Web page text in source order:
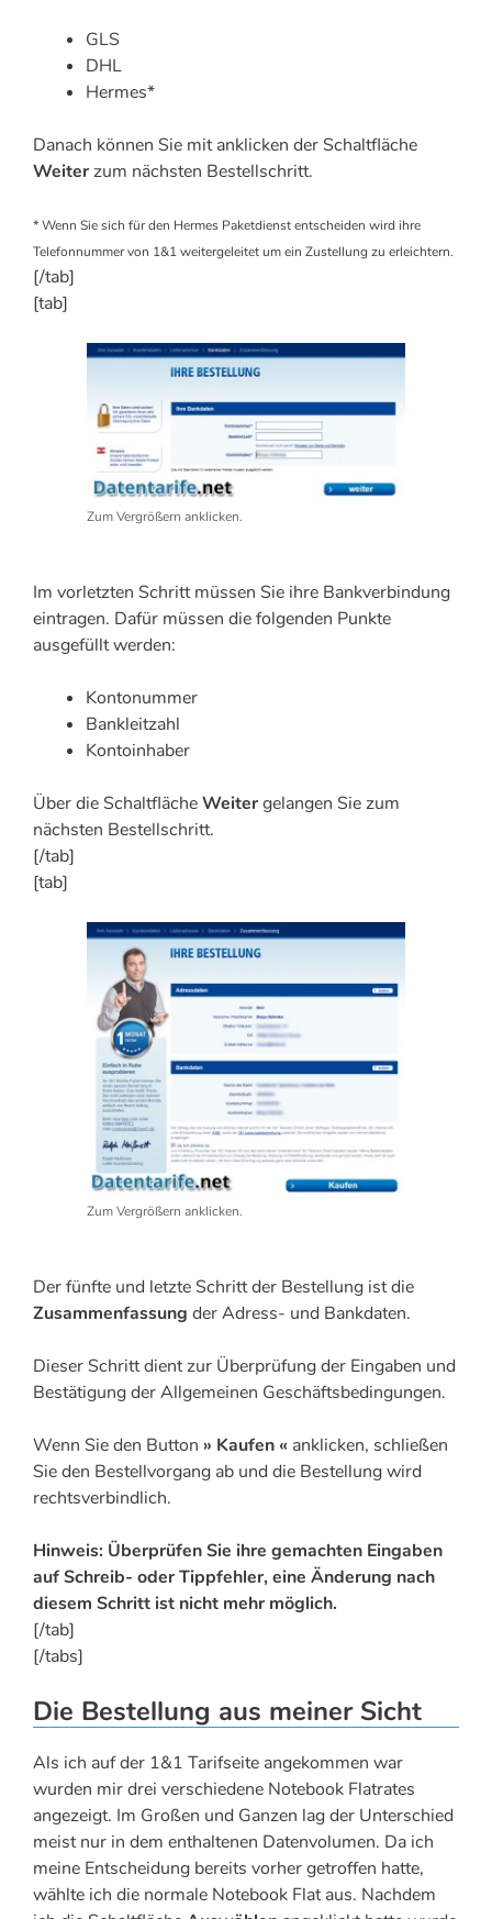
GLS
DHL
Hermes*
Danach können Sie mit anklicken der Schaltfläche
Weiterzum nächsten Bestellschritt.
* Wenn Sie sich für den Hermes Paketdienst entscheiden wird ihre
Telefonnummer von 1&1 weitergeleitet um ein Zustellung zu erleichtern.
[/tab]
[tab]
Zum Vergrößern anklicken.
Im vorletzten Schritt müssen Sie ihre Bankverbindung
eintragen. Dafür müssen die folgenden Punkte
ausgefüllt werden:
Kontonummer
Bankleitzahl
Kontoinhaber
Über die SchaltflächeWeitergelangen Sie zum
nächsten Bestellschritt.
[/tab]
[tab]
Zum Vergrößern anklicken.
Der fünfte und letzte Schritt der Bestellung ist die
Zusammenfassung der Adress- und Bankdaten.
Dieser Schritt dient zur Überprüfung der Eingaben und
Bestätigung der Allgemeinen Geschäftsbedingungen.
Wenn Sie den Button » Kaufen « anklicken, schließen
Sie den Bestellvorgang ab und die Bestellung wird
rechtsverbindlich.
Hinweis: Überprüfen Sie ihre gemachten Eingaben
auf Schreib- oder Tippfehler, eine Änderung nach
diesem Schritt ist nicht mehr möglich.
[/tab]
[/tabs]
Die Bestellung aus meiner Sicht
Als ich auf der 1&1 Tarifseite angekommen war
wurden mir drei verschiedene Notebook Flatrates
angezeigt. Im Großen und Ganzen lag der Unterschied
meist nur in dem enthaltenen Datenvolumen. Da ich
meine Entscheidung bereits vorher getroffen hatte,
wählte ich die normale Notebook Flat aus. Nachdem